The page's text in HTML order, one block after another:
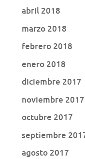
abril 2018
marzo 2018
febrero 2018
enero 2018
diciembre 2017
noviembre 2017
octubre 2017
septiembre
agosto 2017